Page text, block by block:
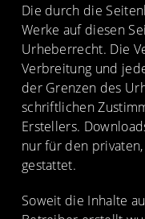
Die durch die
Werke auf diesen
Urheberrecht. Die
Verbreitung und
der Grenzen des
schriftlichen
Erstellers.
nur für den
gestattet.
Soweit die Inhalte